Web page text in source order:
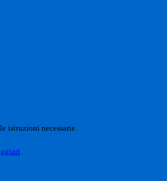
istruzioni necessarie.